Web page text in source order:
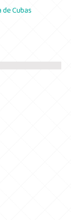
Cubas